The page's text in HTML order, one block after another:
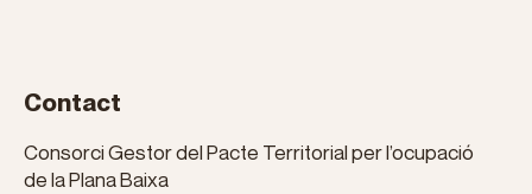
Contact
Consorci Gestor del Pacte Territorial per l’ocupació
de la Plana Baixa